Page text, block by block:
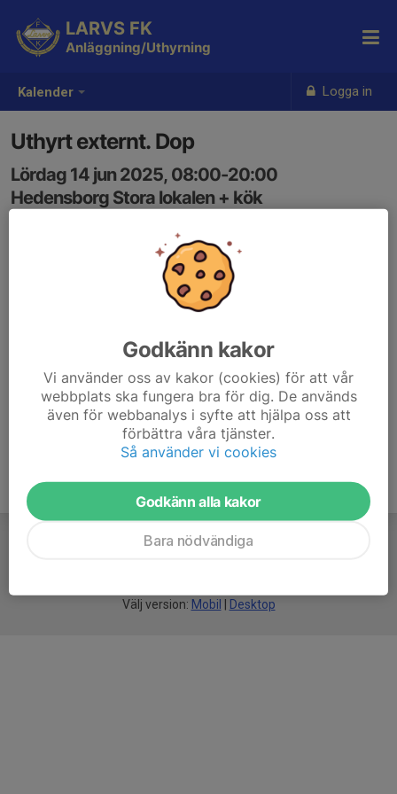
Kalender Logga in
LARVS FK
Anläggning/Uthyrning
Uthyrt externt. Dop
Lördag 14 jun 2025, 08:00-20:00
Hedensborg Stora lokalen + kök
Välj version: Mobil Desktop
Godkänn kakor
Vi använder oss av kakor (cookies) för att vår
webbplats ska fungera bra för dig. De används
även för webbanalys i syfte att hjälpa oss att
förbättra våra tjänster.
Så använder vi cookies
Godkänn alla kakor
Bara nödvändiga